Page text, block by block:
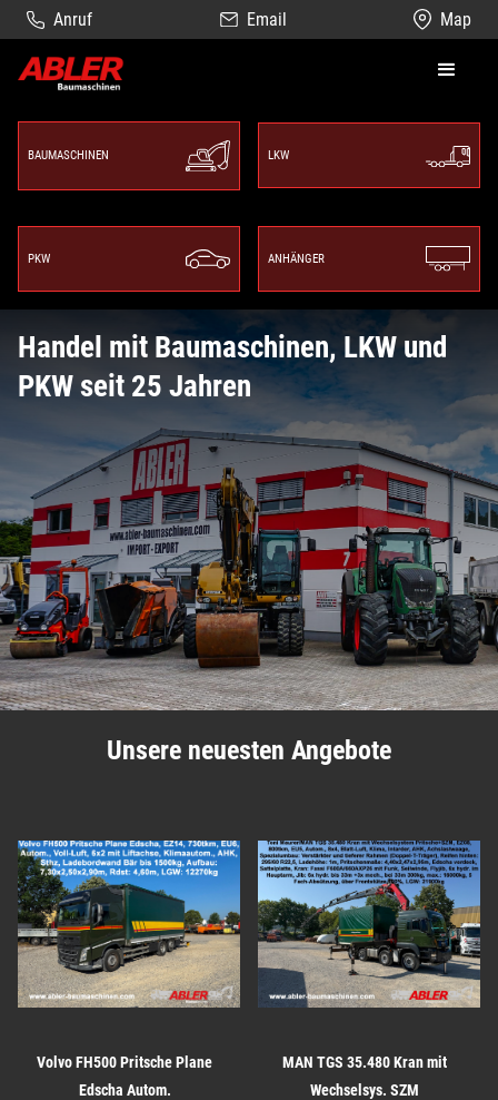
Anruf Email Map
BAUMASCHINEN LKW
PKW ANHÄNGER
Handel mit Baumaschinen, LKW und
PKW seit 25 Jahren
Unsere neuesten Angebote
Volvo FH500 Pritsche Plane
Edscha Autom.
MAN TGS 35.480 Kran mit
Wechselsys. SZM